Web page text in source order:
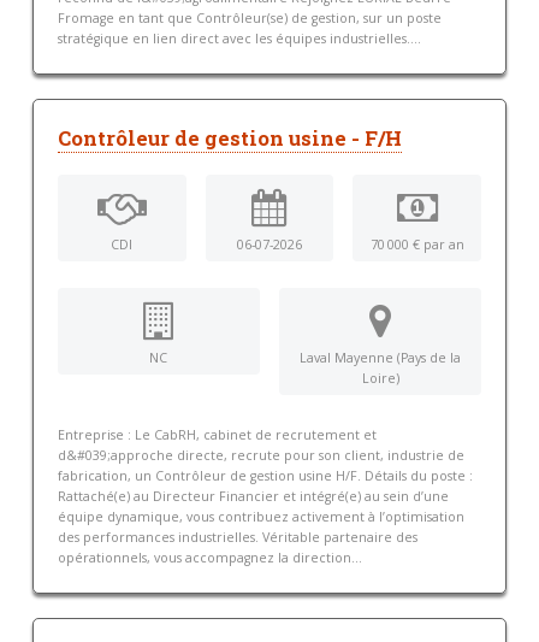
Fromage en tant que Contrôleur(se) de gestion, sur un poste
stratégique en lien direct avec les équipes industrielles....
Contrôleur de gestion usine - F/H
CDI 06-07-2026 70 000 € par an
NC
Laval Mayenne (Pays de la
Loire)
Entreprise : Le CabRH, cabinet de recrutement et
d&#039;approche directe, recrute pour son client, industrie de
fabrication, un Contrôleur de gestion usine H/F. Détails du poste :
Rattaché(e) au Directeur Financier et intégré(e) au sein d’une
équipe dynamique, vous contribuez activement à l’optimisation
des performances industrielles. Véritable partenaire des
opérationnels, vous accompagnez la direction...